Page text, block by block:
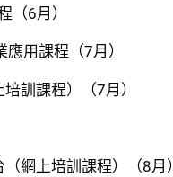
（6月）
用課程（7月）
訓課程）（7月）
網上培訓課程）（8月）